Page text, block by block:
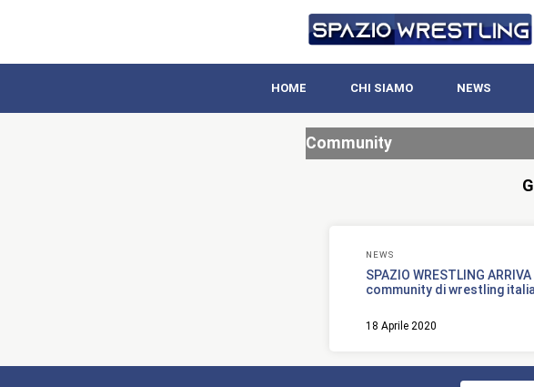
HOME CHI SIAMO NEWS
Community
NEWS
SPAZIO WRESTLING
community di wrestling
18 Aprile 2020